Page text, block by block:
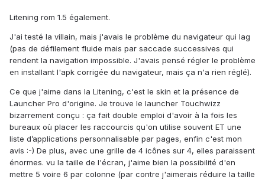
Litening rom 1.5 également.
J'ai testé la villain, mais j'avais le problème du navigateur qui lag
(pas de défilement fluide mais par saccade successives qui
rendent la navigation impossible. J'avais pensé régler le problème
en installant l'apk corrigée du navigateur, mais ça n'a rien réglé).
Ce que j'aime dans la Litening, c'est le skin et la présence de
Launcher Pro d'origine. Je trouve le launcher Touchwizz
bizarrement conçu : ça fait double emploi d'avoir à la fois les
bureaux où placer les raccourcis qu'on utilise souvent ET une
liste d’applications personnalisable par pages, enfin c'est mon
avis :-) De plus, avec une grille de 4 icônes sur 4, elles paraissent
énormes. vu la taille de l'écran, j'aime bien la possibilité d'en
mettre 5 voire 6 par colonne (par contre j'aimerais réduire la taille